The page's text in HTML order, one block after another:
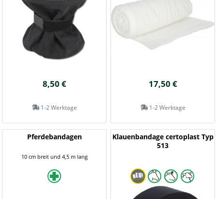
8,50 €
1-2 Werktage
17,50 €
1-2 Werktage
Pferdebandagen
10 cm breit und 4,5 m lang
Klauenbandage certoplast Typ
513